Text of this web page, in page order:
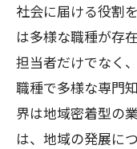
社会に届ける役割
は多様な職種が存
担当者だけでなく
職種で多様な専門
界は地域密着型の
は、地域の発展に